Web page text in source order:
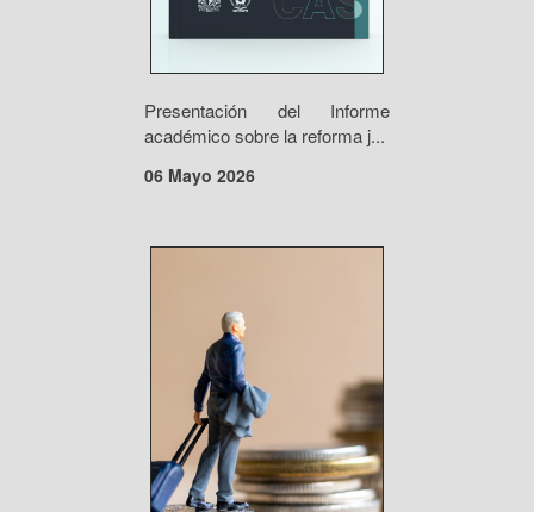
Presentación del Informe
académico sobre la reforma j...
06 Mayo 2026